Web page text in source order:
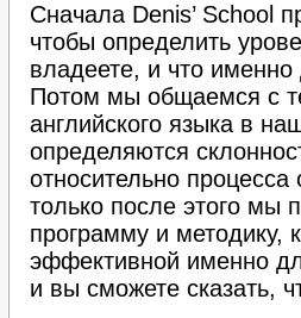
Сначала Denis’ School
чтобы определить
владеете, и что
Потом мы общаемся с
английского языка в
определяются
относительно
только после этого мы
программу и методику,
эффективной именно
и вы сможете сказать,